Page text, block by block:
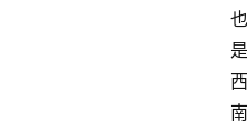
也
是
西
南